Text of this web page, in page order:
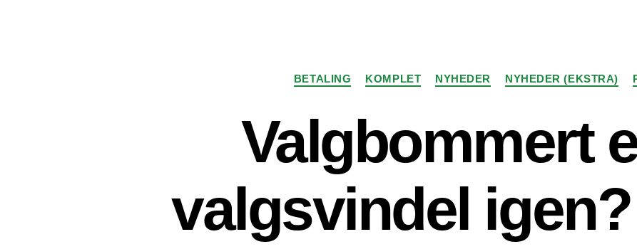
Kategorier
BETALING KOMPLET NYHEDER NYHEDER (EKSTRA)
Valgbommert
valgsvindel